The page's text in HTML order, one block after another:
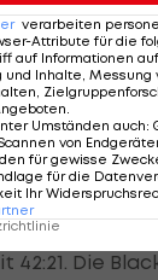
Teams bei
sind weiterhin
Duell die
Im
Heimrecht.
sind die
Die
42:21. Die
verarbeiten
Attribute für die
auf Informationen
und Inhalte, Messung
.
Umständen auch:
von
für gewisse
für die
Ihr